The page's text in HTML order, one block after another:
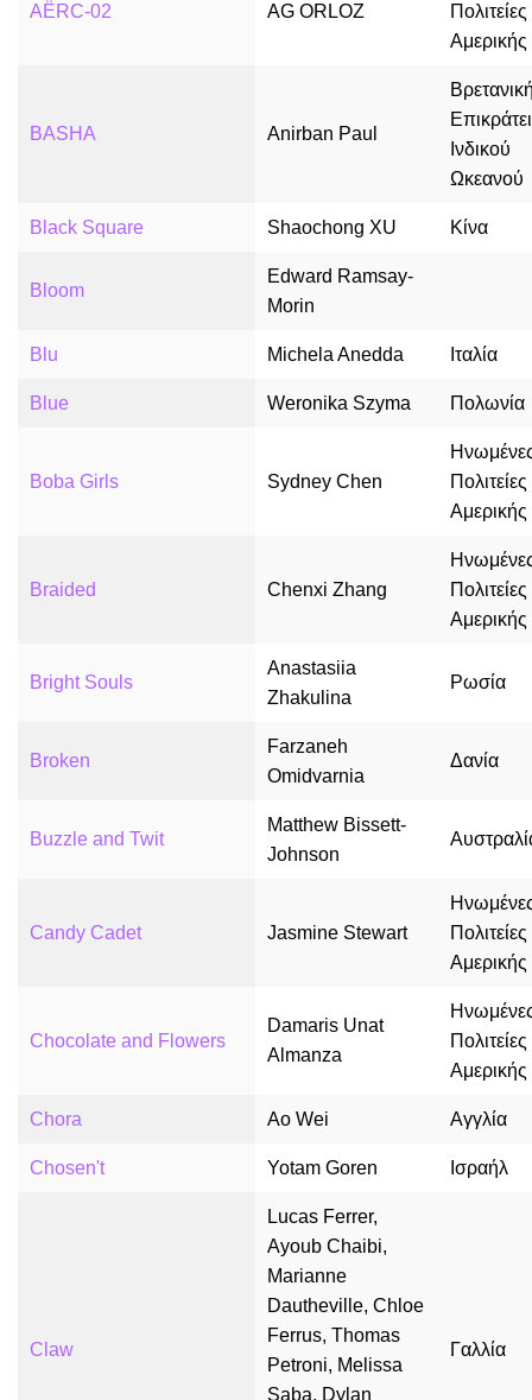
AËRC-02 AG ORLOZ
Πολιτείες
Αμερικής
BASHA Anirban Paul
Ινδικού
Ωκεανού
Black Square Shaochong XU Κίνα
Bloom
Edward Ramsay-
Morin
Blu Michela Anedda Ιταλία
Blue Weronika Szyma Πολωνία
Boba Girls Sydney Chen
Πολιτείες
Αμερικής
Braided Chenxi Zhang
Πολιτείες
Αμερικής
Bright Souls
Anastasiia
Zhakulina
Ρωσία
Broken
Farzaneh
Omidvarnia
Δανία
Buzzle and Twit
Matthew Bissett-
Johnson
Candy Cadet Jasmine Stewart
Πολιτείες
Αμερικής
Chocolate and Flowers
Damaris Unat
Almanza
Πολιτείες
Αμερικής
Chora Ao Wei Αγγλία
Chosen't Yotam Goren Ισραήλ
Claw
Lucas Ferrer,
Ayoub Chaibi,
Marianne
Dautheville, Chloe
Ferrus, Thomas
Petroni, Melissa
Saba, Dylan
Γαλλία